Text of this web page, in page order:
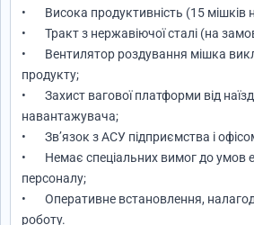
• Висока продуктивність (15 мішків
• Тракт з нержавіючої сталі (на
• Вентилятор роздування мішка
продукту;
• Захист вагової платформи від
навантажувача;
• Зв’язок з АСУ підприємства і
• Немає спеціальних вимог до умов
персоналу;
• Оперативне встановлення,
роботу.